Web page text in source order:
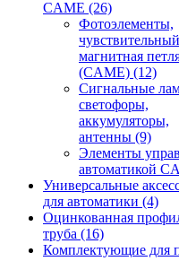
CAME (26)
Фотоэлементы,
магнитная
(CAME) (12)
Сигнальные
светофоры,
аккумуляторы,
антенны (9)
Элементы
автоматикой
Универсальные
для автоматики (4)
Оцинкованная
труба (16)
Комплектующие для